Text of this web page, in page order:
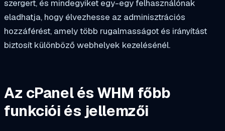
szergert, és mindegyiket egy-egy felhasználónak
eladhatja, hogy élvezhesse az adminisztrációs
hozzáférést, amely több rugalmasságot és irányítást
biztosít különböző webhelyek kezelésénél.
Az cPanel és WHM főbb
funkciói és jellemzői